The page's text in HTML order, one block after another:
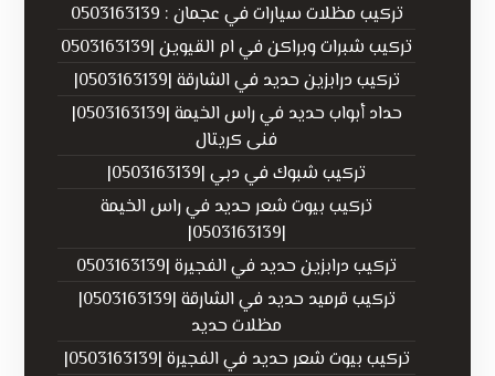
تركيب مظلات سيارات في عجمان : 0503163139
تركيب شبرات وبراكن في ام القيوين |0503163139
تركيب درابزين حديد في الشارقة |0503163139|
حداد أبواب حديد في راس الخيمة |0503163139|
فنى كريتال
تركيب شبوك في دبي |0503163139|
تركيب بيوت شعر حديد في راس الخيمة
|0503163139|
تركيب درابزين حديد في الفجيرة |0503163139
تركيب قرميد حديد في الشارقة |0503163139|
مظلات حديد
تركيب بيوت شعر حديد في الفجيرة |0503163139|